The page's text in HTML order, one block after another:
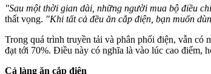
"Sau một thời gian dài, những người mua bộ điều
thất vọng. "Khi tất cả đều ăn cắp điện, bạn muốn
Trong quá trình truyền tải và phân phối điện, vẫn
đạt tới 70%. Điều này có nghĩa là vào lúc cao điểm,
Cả làng ăn cắp điện